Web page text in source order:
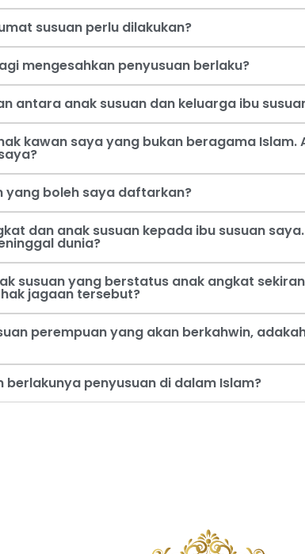
susuan perlu dilakukan?
mengesahkan penyusuan berlaku?
antara anak susuan dan keluarga ibu
kawan saya yang bukan beragama
yang boleh saya daftarkan?
dan anak susuan kepada ibu susuan
dunia?
susuan yang berstatus anak angkat
jagaan tersebut?
perempuan yang akan berkahwin,
berlakunya penyusuan di dalam Islam?